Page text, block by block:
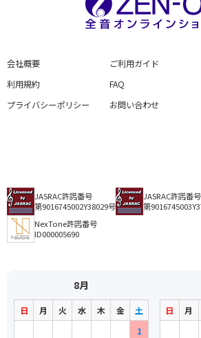
会社概要
利用規約
プライバシーポリシー
ご利用ガイド
FAQ
お問い合わせ
JASRAC許諾番号
第9016745002Y38029号
JASRAC許諾番号
第
NexTone許諾番号
ID000005690
8月
日 月 火 水 木 金
土
1
日 月